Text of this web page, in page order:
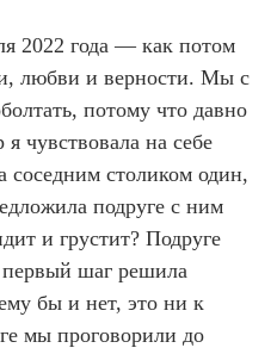
2022 года — как потом
любви и верности. Мы с
потому что давно
чувствовала на себе
соседним столиком один,
подруге с ним
и грустит? Подруге
шаг решила
бы и нет, это ни к
мы проговорили до